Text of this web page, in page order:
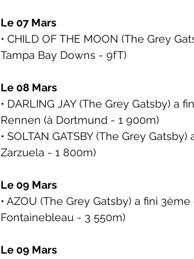
Le 07 Mars
• CHILD OF THE MOON (The Grey
Tampa Bay Downs - 9fT)
Le 08 Mars
• DARLING JAY (The Grey Gatsby) a
Rennen (à Dortmund - 1 900m)
• SOLTAN GATSBY (The Grey
Zarzuela - 1 800m)
Le 09 Mars
• AZOU (The Grey Gatsby) a fini
Fontainebleau - 3 550m)
Le 09 Mars